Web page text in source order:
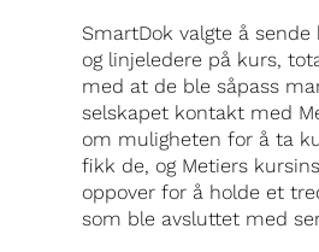
SmartDok valgte å sende
og linjeledere på kurs,
med at de ble såpass
selskapet kontakt med
om muligheten for å ta
fikk de, og Metiers
oppover for å holde et
som ble avsluttet med